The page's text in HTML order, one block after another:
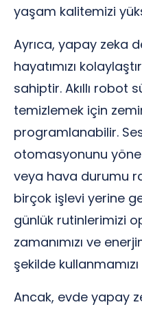
yaşam kalitemizi
Ayrıca, yapay zeka
hayatımızı
sahiptir. Akıllı robot
temizlemek için
programlanabilir.
otomasyonunu
veya hava durumu
birçok işlevi yerine
günlük rutinlerimizi
zamanımızı ve
şekilde
Ancak, evde yapay